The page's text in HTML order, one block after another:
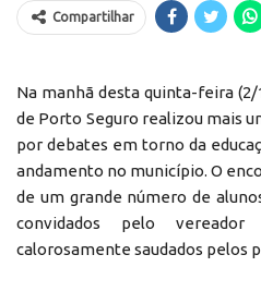
Compartilhar
Na manhã desta quinta-feira (2/
de Porto Seguro realizou mais
por debates em torno da
andamento no município. O
de um grande número de
convidados pelo
calorosamente saudados pelos